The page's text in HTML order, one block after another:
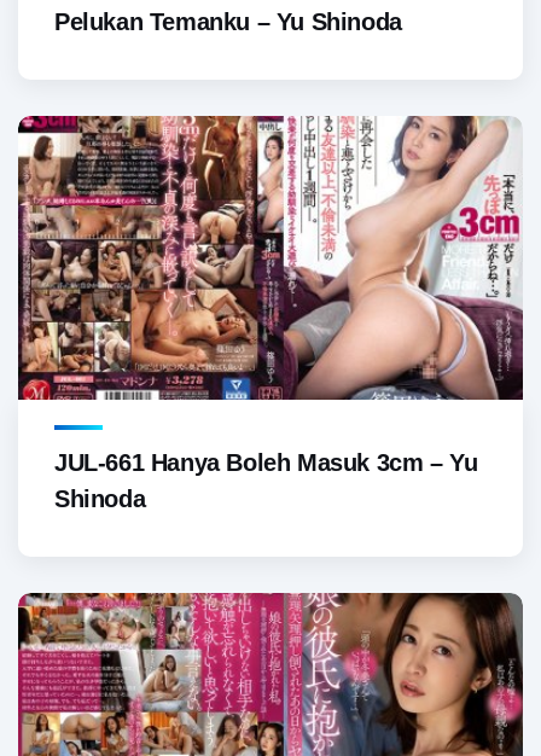
Pelukan Temanku – Yu Shinoda
JUL-661 Hanya Boleh Masuk 3cm – Yu
Shinoda